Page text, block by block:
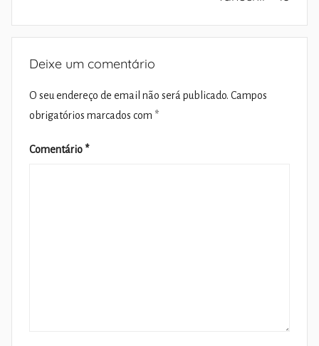
Deixe um comentário
O seu endereço de email não será publicado. Campos
obrigatórios marcados com *
Comentário *